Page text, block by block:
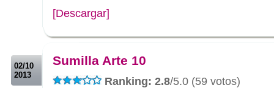
[Descargar]
02/10
2013
Sumilla Arte 10
Ranking: 2.8/5.0 (59 votos)